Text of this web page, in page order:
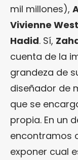
mil millones),
Vivienne
Hadid. Sí,
cuenta de la
grandeza de
diseñador de
que se
propia. En un
encontramos
exponer cual